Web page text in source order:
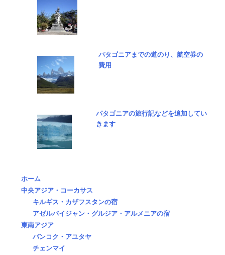
パタゴニアまでの道のり、航空券の
費用
パタゴニアの旅行記などを追加してい
きます
ホーム
中央アジア・コーカサス
キルギス・カザフスタンの宿
アゼルバイジャン・グルジア・アルメニアの宿
東南アジア
バンコク・アユタヤ
チェンマイ